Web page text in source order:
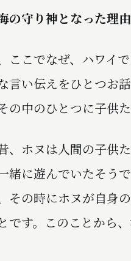
の守り神となった理由
ここでなぜ、ハワイ
言い伝えをひとつお
の中のひとつに子供
、ホヌは人間の子供
緒に遊んでいたそう
その時にホヌが自身
です。このことから